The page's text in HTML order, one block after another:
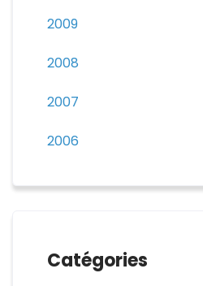
2009
2008
2007
2006
Catégories